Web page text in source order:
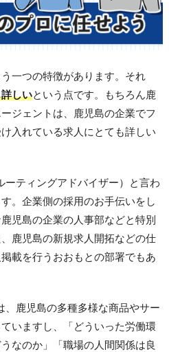
一つの特徴があります。それ
しいという点です。もちろん鹿
ジェントは、鹿児島の企業でフ
入れている求人にとても詳しい
ーティングアドバイザー）と言わ
。企業側の採用のお手伝いをし
児島の企業の人事部などと特別
鹿児島の新規求人開拓などの仕
載を行うおおもとの部署でもあ
、鹿児島の多種多様な商品やサー
いますし、「どういった労働環
なのか」「職場の人間関係は良